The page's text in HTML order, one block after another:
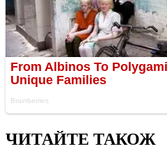
ЧИТАЙТЕ ТАКОЖ